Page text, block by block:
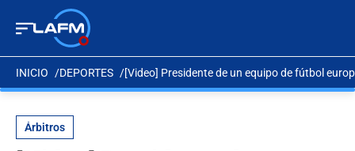
INICIO DEPORTES [Video] Presidente de un equipo de fútbol
Árbitros